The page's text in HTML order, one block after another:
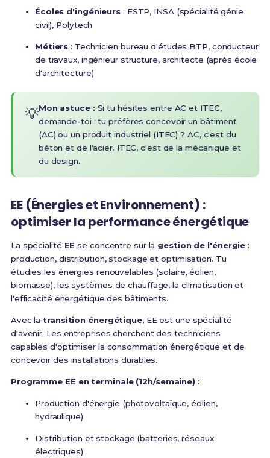
Écoles d'ingénieurs : ESTP, INSA (spécialité génie
civil), Polytech
Métiers : Technicien bureau d'études BTP, conducteur
de travaux, ingénieur structure, architecte (après école
d'architecture)
💡Mon astuce : Si tu hésites entre AC et ITEC,
demande-toi : tu préfères concevoir un bâtiment
(AC) ou un produit industriel (ITEC) ? AC, c'est du
béton et de l'acier. ITEC, c'est de la mécanique et
du design.
EE (Énergies et Environnement) :
optimiser la performance énergétique
La spécialité EE se concentre sur la gestion de l'énergie :
production, distribution, stockage et optimisation. Tu
étudies les énergies renouvelables (solaire, éolien,
biomasse), les systèmes de chauffage, la climatisation et
l'efficacité énergétique des bâtiments.
Avec latransition énergétique, EE est une spécialité
d'avenir. Les entreprises cherchent des techniciens
capables d'optimiser la consommation énergétique et de
concevoir des installations durables.
Programme EE en terminale (12h/semaine) :
Production d'énergie (photovoltaïque, éolien,
hydraulique)
Distribution et stockage (batteries, réseaux
électriques)